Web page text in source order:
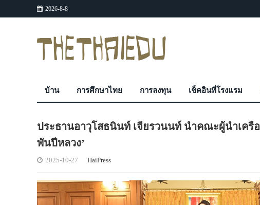
2026-8-8
บ้าน การศึกษาไทย การลงทุน เช็คอินที่โรงแรม
ประธานอาวุโสธนินท์ เจียรวนนท์ นำคณะผู้นำเครื
พันปีหลวง’
2025-10-27 HaiPress